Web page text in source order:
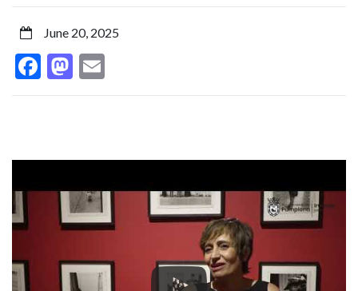
133
instantáneas
de
series
más
icónicas
incluyendo
June 20, 2025
Facebook
Mastodon